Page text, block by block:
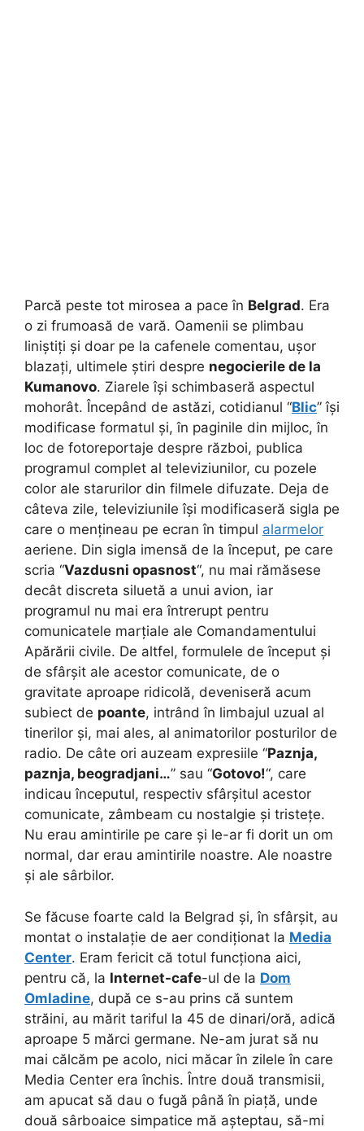
Parcă peste tot mirosea a pace în Belgrad. Era
o zi frumoasă de vară. Oamenii se plimbau
liniștiți și doar pe la cafenele comentau, ușor
blazați, ultimele știri despre negocierile de la
Kumanovo. Ziarele își schimbaseră aspectul
mohorât. Începând de astăzi, cotidianul “Blic” își
modificase formatul și, în paginile din mijloc, în
loc de fotoreportaje despre război, publica
programul complet al televiziunilor, cu pozele
color ale starurilor din filmele difuzate. Deja de
câteva zile, televiziunile își modificaseră sigla pe
care o mențineau pe ecran în timpul alarmelor
aeriene. Din sigla imensă de la început, pe care
scria “Vazdusni opasnost“, nu mai rămăsese
decât discreta siluetă a unui avion, iar
programul nu mai era întrerupt pentru
comunicatele marțiale ale Comandamentului
Apărării civile. De altfel, formulele de început și
de sfârșit ale acestor comunicate, de o
gravitate aproape ridicolă, deveniseră acum
subiect de poante, intrând în limbajul uzual al
tinerilor și, mai ales, al animatorilor posturilor de
radio. De câte ori auzeam expresiile “Paznja,
paznja, beogradjani…” sau “Gotovo!“, care
indicau începutul, respectiv sfârșitul acestor
comunicate, zâmbeam cu nostalgie și tristețe.
Nu erau amintirile pe care și le-ar fi dorit un om
normal, dar erau amintirile noastre. Ale noastre
și ale sârbilor.
Se făcuse foarte cald la Belgrad și, în sfârșit, au
montat o instalație de aer condiționat la Media
Center. Eram fericit că totul funcționa aici,
pentru că, la Internet-cafe-ul de la Dom
Omladine, după ce s-au prins că suntem
străini, au mărit tariful la 45 de dinari/oră, adică
aproape 5 mărci germane. Ne-am jurat să nu
mai călcăm pe acolo, nici măcar în zilele în care
Media Center era închis. Între două transmisii,
am apucat să dau o fugă până în piață, unde
două sârboaice simpatice mă așteptau, să-mi